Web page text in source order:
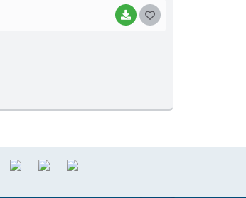
BAIXAR